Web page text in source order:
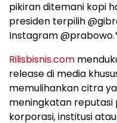
pikiran ditemani kopi
presiden terpilih
Instagram
Rilisbisnis.com
release di media
memulihankan citra
meningkatan
korporasi, institusi